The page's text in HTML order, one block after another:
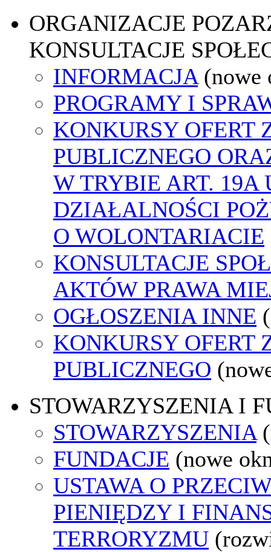
ORGANIZACJE
KONSULTACJE
INFORMACJA (nowe
PROGRAMY I
KONKURSY OFERT
PUBLICZNEGO
W TRYBIE ART. 19A
DZIAŁALNOŚCI
O WOLONTARIACIE
KONSULTACJE
AKTÓW PRAWA
OGŁOSZENIA INNE
KONKURSY OFERT
PUBLICZNEGO
STOWARZYSZENIA I
STOWARZYSZENIA
FUNDACJE (nowe
USTAWA O
PIENIĘDZY I
TERRORYZMU